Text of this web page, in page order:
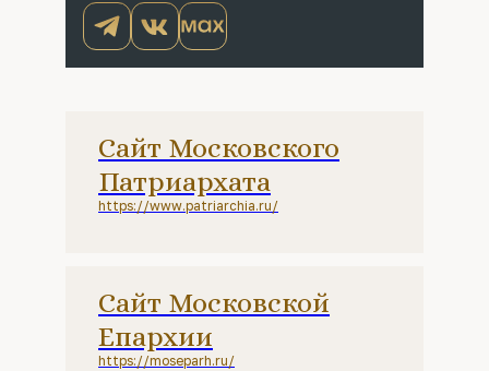
Сайт Московской
Епархии
https://moseparh.ru/
Сайт Московского
Патриархата
https://www.patriarchia.ru/